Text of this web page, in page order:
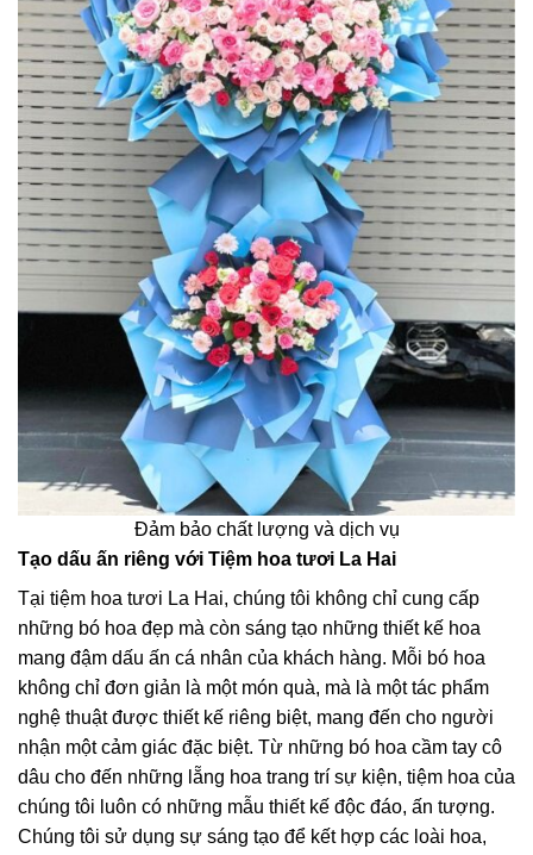
Đảm bảo chất lượng và dịch vụ
Tạo dấu ấn riêng với Tiệm hoa tươi La Hai
Tại tiệm hoa tươi La Hai, chúng tôi không chỉ cung cấp
những bó hoa đẹp mà còn sáng tạo những thiết kế hoa
mang đậm dấu ấn cá nhân của khách hàng. Mỗi bó hoa
không chỉ đơn giản là một món quà, mà là một tác phẩm
nghệ thuật được thiết kế riêng biệt, mang đến cho người
nhận một cảm giác đặc biệt. Từ những bó hoa cầm tay cô
dâu cho đến những lẵng hoa trang trí sự kiện, tiệm hoa của
chúng tôi luôn có những mẫu thiết kế độc đáo, ấn tượng.
Chúng tôi sử dụng sự sáng tạo để kết hợp các loài hoa,